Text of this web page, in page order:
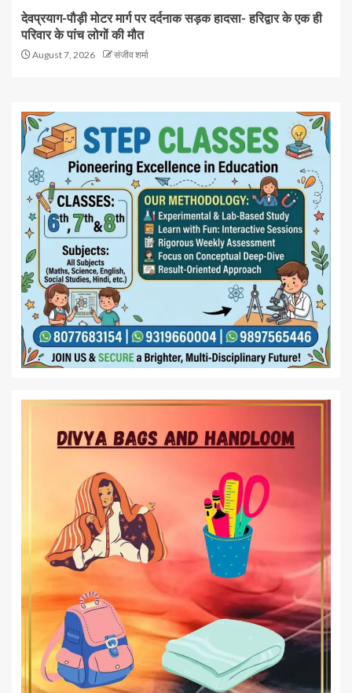
देवप्रयाग-पौड़ी मोटर मार्ग पर दर्दनाक सड़क हादसा- हरिद्वार के एक ही
परिवार के पांच लोगों की मौत
August 7, 2026 संजीव शर्मा